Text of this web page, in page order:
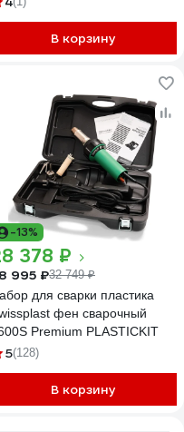
В корзину
-13%
378 ₽
995 ₽32 749 ₽
для сварки пластика
фен сварочный
Premium PLASTICKIT
5(128)
В корзину